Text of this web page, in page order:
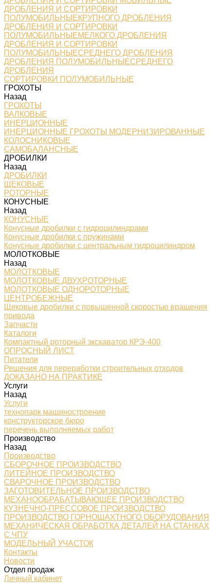
ДРОБЛЕНИЯ И СОРТИРОВКИ
ПОЛУМОБИЛЬНЫЕКРУПНОГО ДРОБЛЕНИЯ
ДРОБЛЕНИЯ И СОРТИРОВКИ
ПОЛУМОБИЛЬНЫЕМЕЛКОГО ДРОБЛЕНИЯ
ДРОБЛЕНИЯ И СОРТИРОВКИ
ПОЛУМОБИЛЬНЫЕСРЕДНЕГО ДРОБЛЕНИЯ
ДРОБЛЕНИЯ ПОЛУМОБИЛЬНЫЕСРЕДНЕГО
ДРОБЛЕНИЯ
СОРТИРОВКИ ПОЛУМОБИЛЬНЫЕ
ГРОХОТЫ
Назад
ГРОХОТЫ
ВАЛКОВЫЕ
ИНЕРЦИОННЫЕ
ИНЕРЦИОННЫЕ ГРОХОТЫ МОДЕРНИЗИРОВАННЫЕ
КОЛОСНИКОВЫЕ
САМОБАЛАНСНЫЕ
ДРОБИЛКИ
Назад
ДРОБИЛКИ
ЩЕКОВЫЕ
РОТОРНЫЕ
КОНУСНЫЕ
Назад
КОНУСНЫЕ
Конусные дробилки с гидроцилиндрами
Конусные дробилки с пружинами
Конусные дробилки с центральным гидроцилиндром
МОЛОТКОВЫЕ
Назад
МОЛОТКОВЫЕ
МОЛОТКОВЫЕ ДВУХРОТОРНЫЕ
МОЛОТКОВЫЕ ОДНОРОТОРНЫЕ
ЦЕНТРОБЕЖНЫЕ
Щековые дробилки с повышенной скоростью вращения
привода
Запчасти
Каталоги
Компактный роторный экскаватор КРЭ-400
ОПРОСНЫЙ ЛИСТ
Питатели
Решения для переработки строительных отходов
ДОКАЗАНО НА ПРАКТИКЕ
Услуги
Назад
Услуги
технопарк машиностроение
конструкторское бюро
перечень выполняемых работ
Производство
Назад
Производство
СБОРОЧНОЕ ПРОИЗВОДСТВО
ЛИТЕЙНОЕ ПРОИЗВОДСТВО
СВАРОЧНОЕ ПРОИЗВОДСТВО
ЗАГОТОВИТЕЛЬНОЕ ПРОИЗВОДСТВО
МЕХАНООБРАБАТЫВАЮЩЕЕ ПРОИЗВОДСТВО
КУЗНЕЧНО-ПРЕССОВОЕ ПРОИЗВОДСТВО
ПРОИЗВОДСТВО ГОРНОШАХТНОГО ОБОРУДОВАНИЯ
МЕХАНИЧЕСКАЯ ОБРАБОТКА ДЕТАЛЕЙ НА СТАНКАХ
С ЧПУ
МОДЕЛЬНЫЙ УЧАСТОК
Контакты
Новости
Отдел продаж
Личный кабинет